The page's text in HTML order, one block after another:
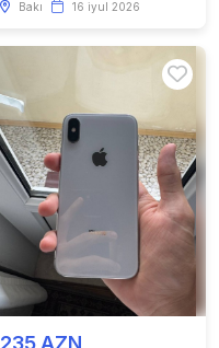
Bakı 16 iyul 2026
235 AZN